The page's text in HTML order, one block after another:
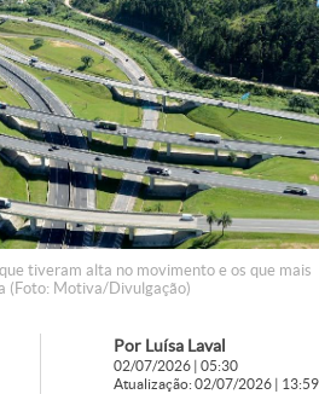
tiveram alta no movimento e os que mais
(Foto: Motiva/Divulgação)
Por Luísa Laval
02/07/2026 | 05:30
Atualização: 02/07/2026 | 13:59